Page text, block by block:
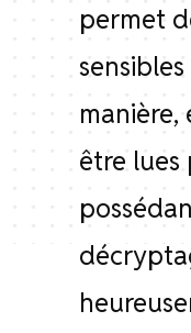
permet
manière,
être lues